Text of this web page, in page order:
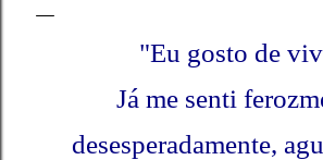
"Eu gosto de
Já me senti
desesperadamente,